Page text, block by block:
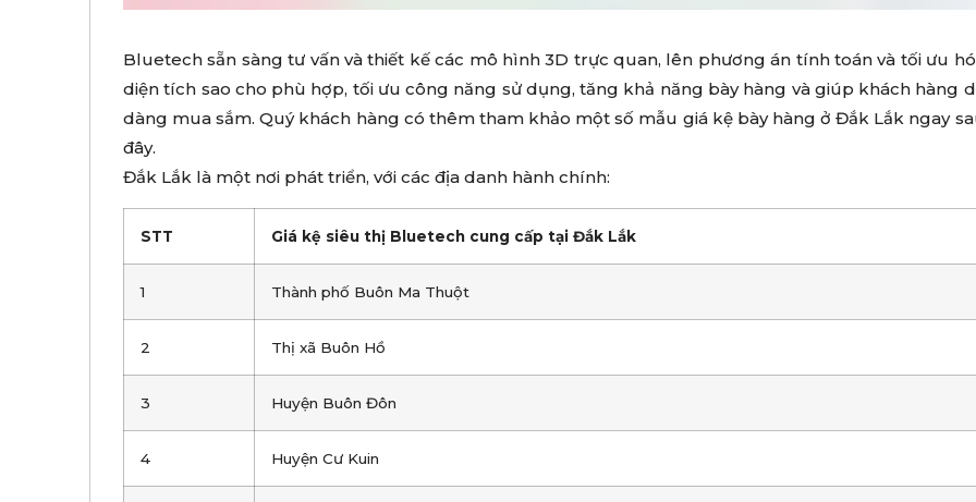
Bluetech sẵn sàng tư vấn và thiết kế các mô hình 3D trực quan, lên phương án tính toán và tối ưu
diện tích sao cho phù hợp, tối ưu công năng sử dụng, tăng khả năng bày hàng và giúp khách hàng
dàng mua sắm. Quý khách hàng có thêm tham khảo một số mẫu giá kệ bày hàng ở Đắk Lắk ngay
đây.
Đắk Lắk là một nơi phát triển, với các địa danh hành chính:
STT Giá kệ siêu thị Bluetech cung cấp tại Đắk Lắk
1 Thành phố Buôn Ma Thuột
2 Thị xã Buôn Hồ
3 Huyện Buôn Đôn
4 Huyện Cư Kuin